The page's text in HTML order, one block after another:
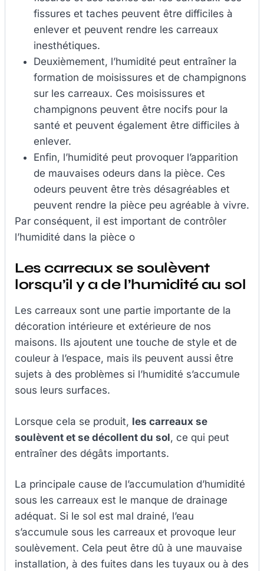
fissures et taches peuvent être difficiles à
enlever et peuvent rendre les carreaux
inesthétiques.
Deuxièmement, l’humidité peut entraîner la
formation de moisissures et de champignons
sur les carreaux. Ces moisissures et
champignons peuvent être nocifs pour la
santé et peuvent également être difficiles à
enlever.
Enfin, l’humidité peut provoquer l’apparition
de mauvaises odeurs dans la pièce. Ces
odeurs peuvent être très désagréables et
peuvent rendre la pièce peu agréable à vivre.
Par conséquent, il est important de contrôler
l’humidité dans la pièce o
Les carreaux se soulèvent
lorsqu’il y a de l’humidité au sol
Les carreaux sont une partie importante de la
décoration intérieure et extérieure de nos
maisons. Ils ajoutent une touche de style et de
couleur à l’espace, mais ils peuvent aussi être
sujets à des problèmes si l’humidité s’accumule
sous leurs surfaces.
Lorsque cela se produit, les carreaux se
soulèvent et se décollent du sol, ce qui peut
entraîner des dégâts importants.
La principale cause de l’accumulation d’humidité
sous les carreaux est le manque de drainage
adéquat. Si le sol est mal drainé, l’eau
s’accumule sous les carreaux et provoque leur
soulèvement. Cela peut être dû à une mauvaise
installation, à des fuites dans les tuyaux ou à des